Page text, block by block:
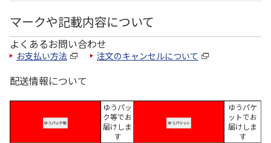
マークや記載内容について
よくあるお問い合わせ
お支払い方法 注文のキャンセルについて
配送情報について
ゆうパッ
ク等でお
届けしま
す
ゆうパケ
ットでお
届けしま
す